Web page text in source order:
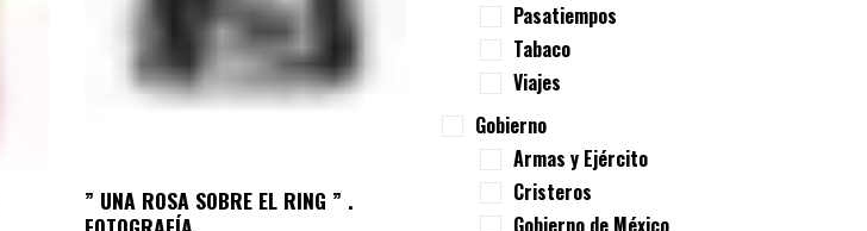
” UNA ROSA SOBRE EL RING ” .
Pasatiempos
Tabaco
Viajes
Gobierno
Armas y Ejército
Cristeros
Gobierno de México